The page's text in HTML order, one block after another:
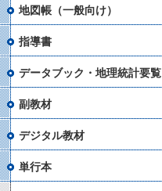
地図帳（一般向け）
指導書
データブック・地理統計要覧
副教材
デジタル教材
単行本